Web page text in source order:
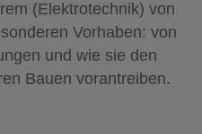
(Elektrotechnik) von
Vorhaben: von
und wie sie den
Bauen vorantreiben.